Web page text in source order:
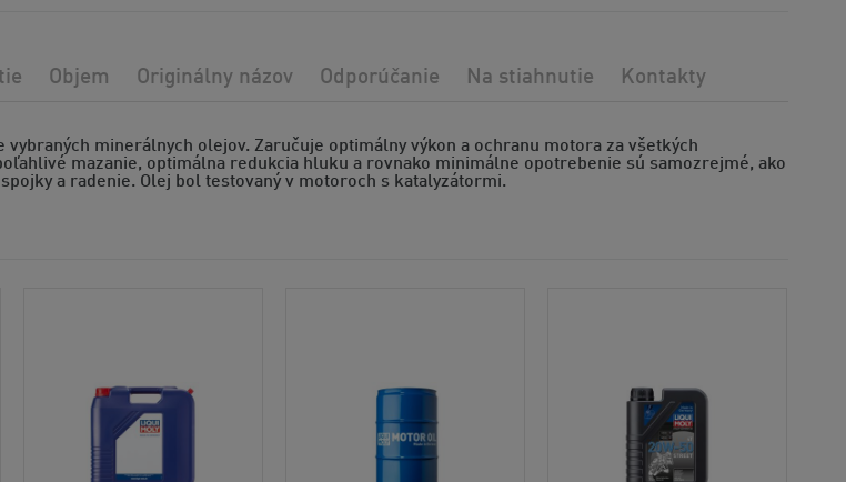
vybraných minerálnych olejov. Zaručuje optimálny výkon a ochranu motora za všetkých
mazanie, optimálna redukcia hluku a rovnako minimálne opotrebenie sú samozrejmé, ako
a radenie. Olej bol testovaný v motoroch s katalyzátormi.
Objem Originálny názov Odporúčanie Na stiahnutie Kontakty